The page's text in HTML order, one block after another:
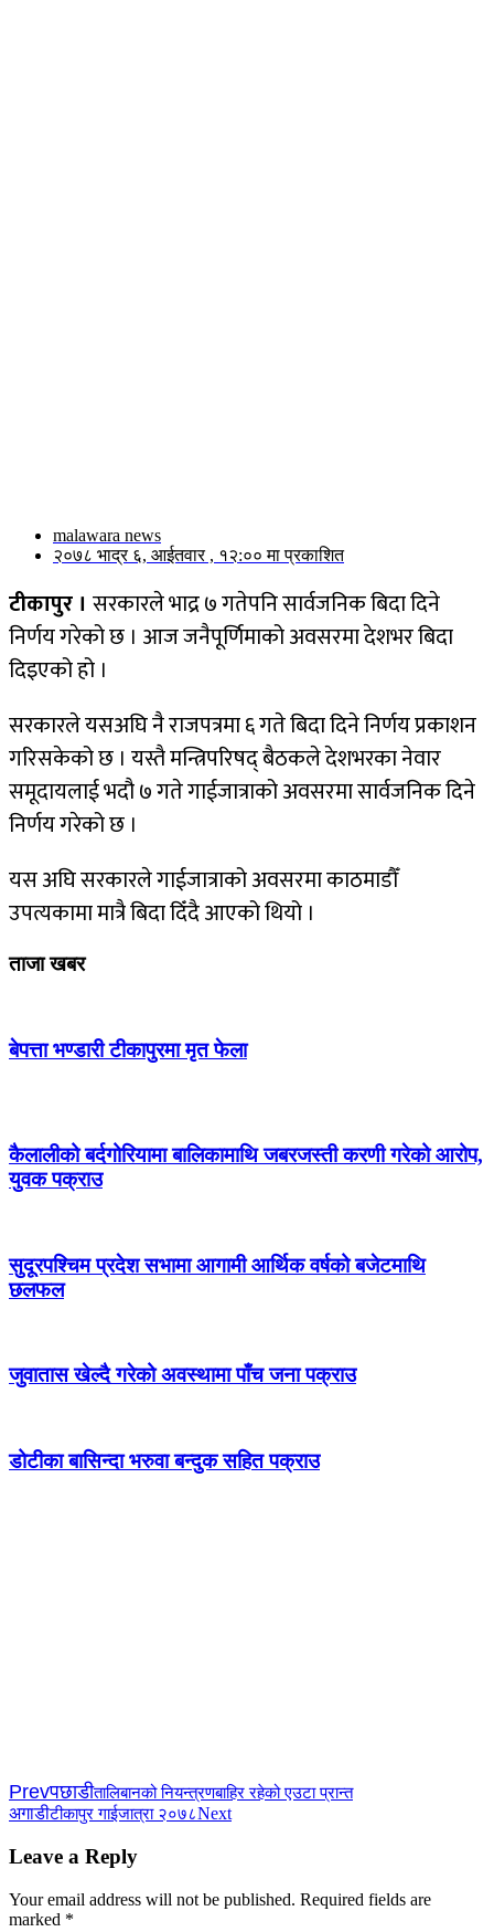
malawara news
२०७८ भाद्र ६, आईतवार , १२:०० मा प्रकाशित
टीकापुर । सरकारले भाद्र ७ गतेपनि सार्वजनिक बिदा दिने
निर्णय गरेको छ । आज जनैपूर्णिमाको अवसरमा देशभर बिदा
दिइएको हो ।
सरकारले यसअघि नै राजपत्रमा ६ गते बिदा दिने निर्णय प्रकाशन
गरिसकेको छ । यस्तै मन्त्रिपरिषद् बैठकले देशभरका नेवार
समूदायलाई भदौ ७ गते गाईजात्राको अवसरमा सार्वजनिक दिने
निर्णय गरेको छ ।
यस अघि सरकारले गाईजात्राको अवसरमा काठमाडौँ
उपत्यकामा मात्रै बिदा दिँदै आएको थियो ।
ताजा खबर
बेपत्ता भण्डारी टीकापुरमा मृत फेला
कैलालीको बर्दगोरियामा बालिकामाथि जबरजस्ती करणी गरेको आरोप,
युवक पक्राउ
सुदूरपश्चिम प्रदेश सभामा आगामी आर्थिक वर्षको बजेटमाथि
छलफल
जुवातास खेल्दै गरेको अवस्थामा पाँच जना पक्राउ
डोटीका बासिन्दा भरुवा बन्दुक सहित पक्राउ
Prevपछाडीतालिबानको नियन्त्रणबाहिर रहेको एउटा प्रान्त
अगाडीटीकापुर गाईजात्रा २०७८Next
Leave a Reply
Your email address will not be published. Required fields are
marked *